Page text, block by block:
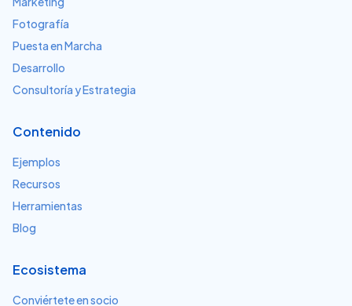
Fotografía
Puesta en Marcha
Desarrollo
Consultoría y Estrategia
Contenido
Ejemplos
Recursos
Herramientas
Blog
Ecosistema
Conviértete en socio